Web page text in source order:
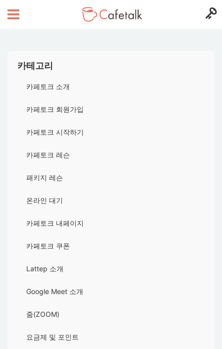
카테고리
카페토크 소개
카페토크 회원가입
카페토크 시작하기
카페토크 레슨
패키지 레슨
온라인 대기
카페토크 내페이지
카페토크 쿠폰
Lattep 소개
Google Meet 소개
줌(ZOOM)
요금제 및 포인트